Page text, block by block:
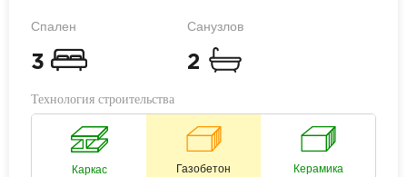
Спален
3
Санузлов
2
Технология строительства
Каркас Газобетон Керамика